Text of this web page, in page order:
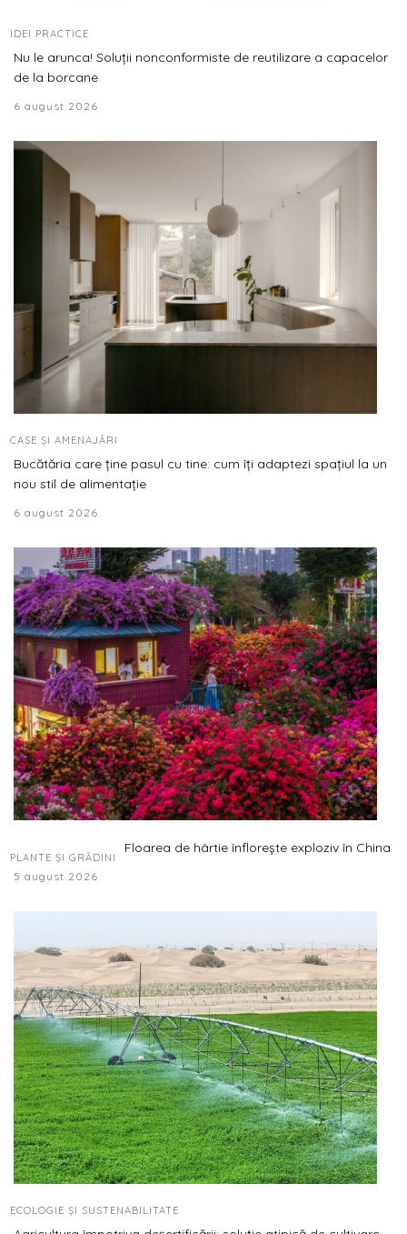
IDEI PRACTICE
Nu le arunca! Soluții nonconformiste de reutilizare a capacelor
de la borcane
6 august 2026
CASE ȘI AMENAJĂRI
Bucătăria care ține pasul cu tine: cum îți adaptezi spațiul la un
nou stil de alimentație
6 august 2026
PLANTE ȘI GRĂDINI
Floarea de hârtie înflorește exploziv în China
5 august 2026
ECOLOGIE ȘI SUSTENABILITATE